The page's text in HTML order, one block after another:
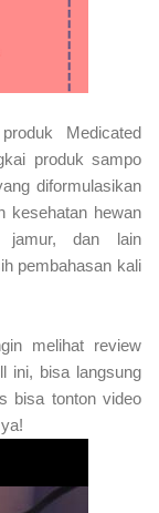
Medicated
produk sampo
diformulasikan
kesehatan hewan
jamur, dan lain
pembahasan kali
melihat review
ini, bisa langsung
bisa tonton video